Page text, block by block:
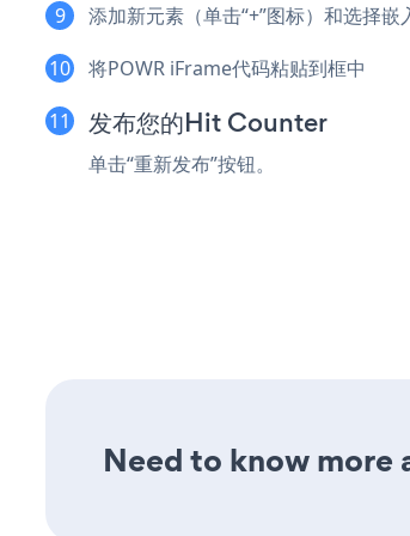
添加新元素（单击“+”图标）和选择嵌
将POWR iFrame代码粘贴到框中
发布您的Hit Counter
单击“重新发布”按钮。
Need to know more